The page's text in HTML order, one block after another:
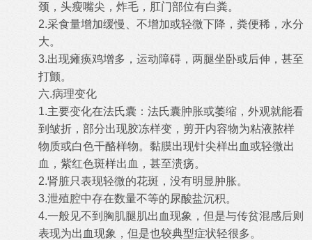
颈，头瘦嘴尖，炸毛，肛门部位有白粪。
2.采食量增加缓慢、不增加或轻微下降，粪便稀，水分
大。
3.出现瘫痪鸡增多，运动障碍，两腿坐卧或后伸，甚至
打颤。
六.病理变化
1.主要变化在法氏囊：法氏囊肿胀或萎缩，外观就能看
到皱折，部分出现胶冻样变，剪开内容物为粘液脓样
物质或白色干酪样物。黏膜出现针尖样出血或轻微出
血，紫红色斑样出血，甚至溃疡。
2.肾脏只表现轻微的花斑，没有明显肿胀。
3.泄殖腔中存在数量不等的尿酸盐沉积。
4.一般见不到胸肌腿肌出血现象，但是与传贫混感后则
表现为出血现象，但是也较典型症状轻很多。